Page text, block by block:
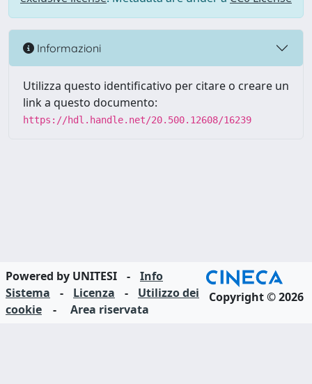
Informazioni
Utilizza questo identificativo per citare o creare un
link a questo documento:
https://hdl.handle.net/20.500.12608/16239
Powered by UNITESI -
Info
Sistema
- Licenza -
Utilizzo dei
cookie
- Area riservata
Copyright © 2026